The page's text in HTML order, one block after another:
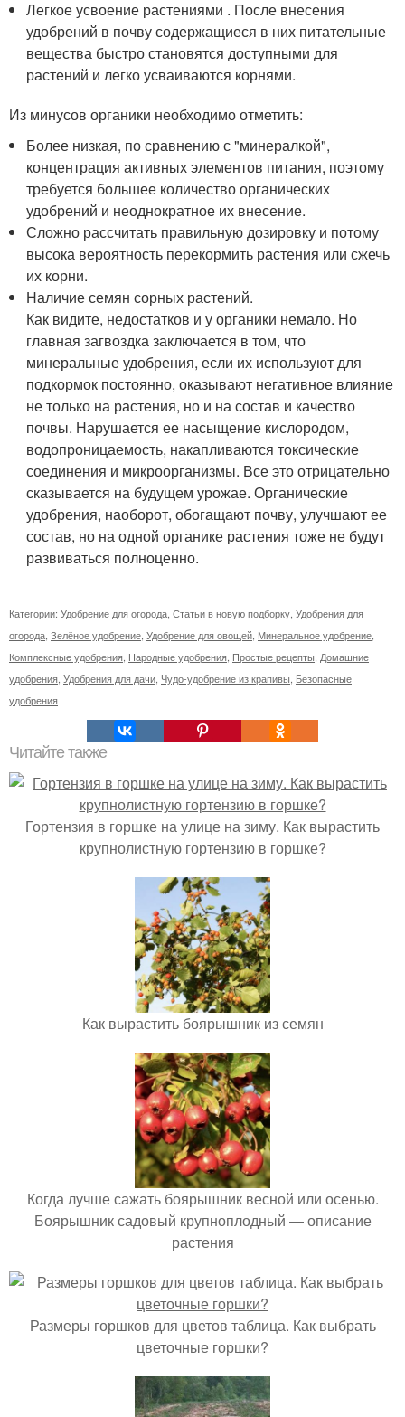
Легкое усвоение растениями . После внесения
удобрений в почву содержащиеся в них питательные
вещества быстро становятся доступными для
растений и легко усваиваются корнями.
Из минусов органики необходимо отметить:
Более низкая, по сравнению с "минералкой",
концентрация активных элементов питания, поэтому
требуется большее количество органических
удобрений и неоднократное их внесение.
Сложно рассчитать правильную дозировку и потому
высока вероятность перекормить растения или сжечь
их корни.
Наличие семян сорных растений.
Как видите, недостатков и у органики немало. Но
главная загвоздка заключается в том, что
минеральные удобрения, если их используют для
подкормок постоянно, оказывают негативное влияние
не только на растения, но и на состав и качество
почвы. Нарушается ее насыщение кислородом,
водопроницаемость, накапливаются токсические
соединения и микроорганизмы. Все это отрицательно
сказывается на будущем урожае. Органические
удобрения, наоборот, обогащают почву, улучшают ее
состав, но на одной органике растения тоже не будут
развиваться полноценно.
Категории: Удобрение для огорода, Статьи в новую подборку, Удобрения для
огорода, Зелёное удобрение, Удобрение для овощей, Минеральное удобрение,
Комплексные удобрения, Народные удобрения, Простые рецепты, Домашние
удобрения, Удобрения для дачи, Чудо-удобрение из крапивы, Безопасные
удобрения
Читайте также
Гортензия в горшке на улице на зиму. Как вырастить
крупнолистную гортензию в горшке?
Как вырастить боярышник из семян
Когда лучше сажать боярышник весной или осенью.
Боярышник садовый крупноплодный — описание
растения
Размеры горшков для цветов таблица. Как выбрать
цветочные горшки?